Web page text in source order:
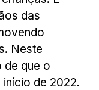
das
Neste
de que o
de 2022.